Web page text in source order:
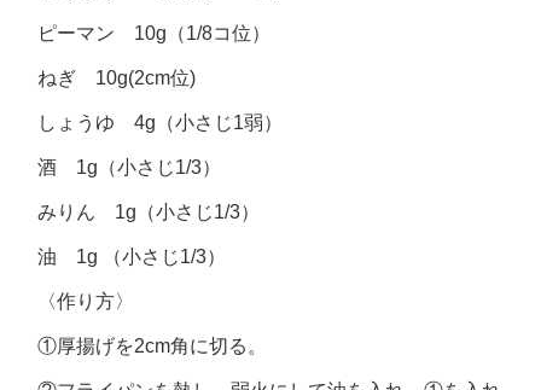
ピーマン 10g（1/8コ位）
ねぎ 10g(2cm位)
しょうゆ 4g（小さじ1弱）
酒 1g（小さじ1/3）
みりん 1g（小さじ1/3）
油 1g （小さじ1/3）
〈作り方〉
①厚揚げを2cm角に切る。